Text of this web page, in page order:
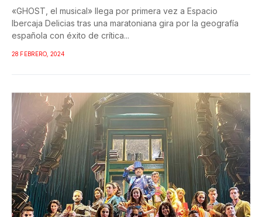
«GHOST, el musical» llega por primera vez a Espacio
Ibercaja Delicias tras una maratoniana gira por la geografía
española con éxito de crítica...
28 FEBRERO, 2024